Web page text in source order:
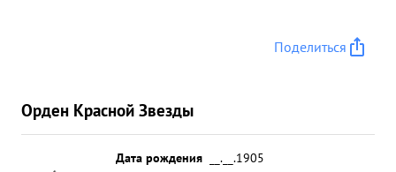
Поделиться
Орден Красной Звезды
Дата рождения
__.__.1905